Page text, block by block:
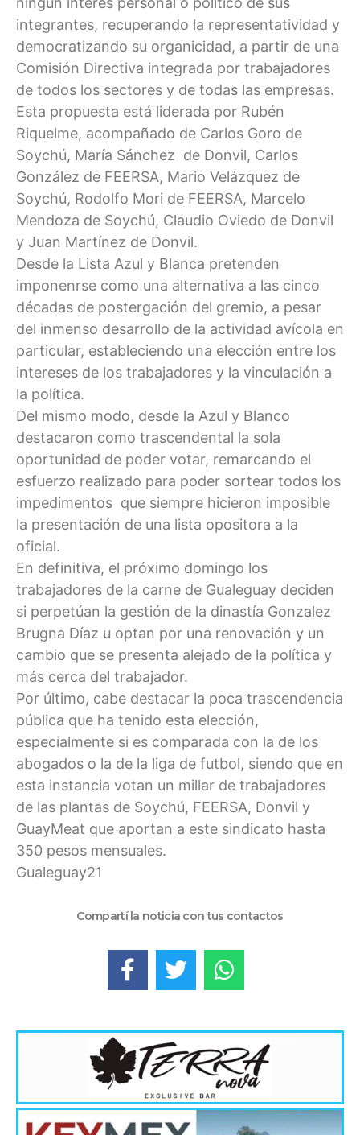
integrantes, recuperando la representatividad y
democratizando su organicidad, a partir de una
Comisión Directiva integrada por trabajadores
de todos los sectores y de todas las empresas.
Esta propuesta está liderada por Rubén
Riquelme, acompañado de Carlos Goro de
Soychú, María Sánchez de Donvil, Carlos
González de FEERSA, Mario Velázquez de
Soychú, Rodolfo Mori de FEERSA, Marcelo
Mendoza de Soychú, Claudio Oviedo de Donvil
y Juan Martínez de Donvil.
Desde la Lista Azul y Blanca pretenden
imponenrse como una alternativa a las cinco
décadas de postergación del gremio, a pesar
del inmenso desarrollo de la actividad avícola en
particular, estableciendo una elección entre los
intereses de los trabajadores y la vinculación a
la política.
Del mismo modo, desde la Azul y Blanco
destacaron como trascendental la sola
oportunidad de poder votar, remarcando el
esfuerzo realizado para poder sortear todos los
impedimentos que siempre hicieron imposible
la presentación de una lista opositora a la
oficial.
En definitiva, el próximo domingo los
trabajadores de la carne de Gualeguay deciden
si perpetúan la gestión de la dinastía Gonzalez
Brugna Díaz u optan por una renovación y un
cambio que se presenta alejado de la política y
más cerca del trabajador.
Por último, cabe destacar la poca trascendencia
pública que ha tenido esta elección,
especialmente si es comparada con la de los
abogados o la de la liga de futbol, siendo que en
esta instancia votan un millar de trabajadores
de las plantas de Soychú, FEERSA, Donvil y
GuayMeat que aportan a este sindicato hasta
350 pesos mensuales.
Gualeguay21
Compartí la noticia con tus contactos